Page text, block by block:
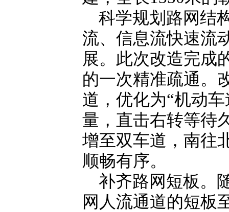
科学规划路网结
流、信息流快速流
展。此次改造完成
的一次精准疏通。
道，优化为“机动
量，直击右转等待
增至双车道，南往
顺畅有序。
补齐路网短板。
网人流通道的短板